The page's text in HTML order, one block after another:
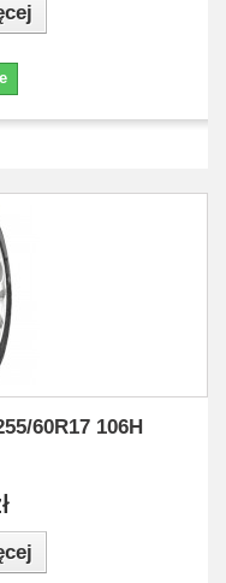
60R17 106H